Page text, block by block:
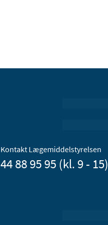
Kontakt Lægemiddelstyrelsen
44 88 95 95 (kl. 9 - 15)